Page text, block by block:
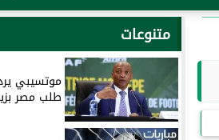
متنوعات
موتسيبي
طلب مصر